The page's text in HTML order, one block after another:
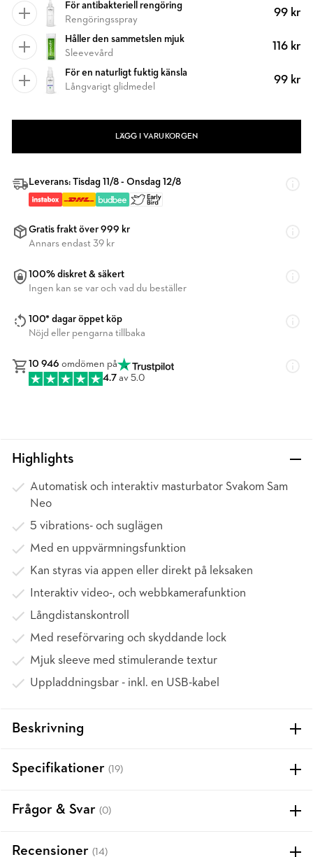
För antibakteriell rengöring
Rengöringsspray
99 kr
Håller den sammetslen mjuk
Sleevevård
116 kr
För en naturligt fuktig känsla
Långvarigt glidmedel
99 kr
LÄGG I VARUKORGEN
Leverans: Tisdag 11/8 - Onsdag 12/8
Gratis frakt över 999 kr
Annars endast 39 kr
100% diskret & säkert
Ingen kan se var och vad du beställer
100* dagar öppet köp
Nöjd eller pengarna tillbaka
10 946 omdömen på
4.7 av 5.0
Highlights
Automatisk och interaktiv masturbator Svakom Sam
Neo
5 vibrations- och suglägen
Med en uppvärmningsfunktion
Kan styras via appen eller direkt på leksaken
Interaktiv video-, och webbkamerafunktion
Långdistanskontroll
Med reseförvaring och skyddande lock
Mjuk sleeve med stimulerande textur
Uppladdningsbar - inkl. en USB-kabel
Beskrivning
Specifikationer (19)
Frågor & Svar (0)
Recensioner (14)